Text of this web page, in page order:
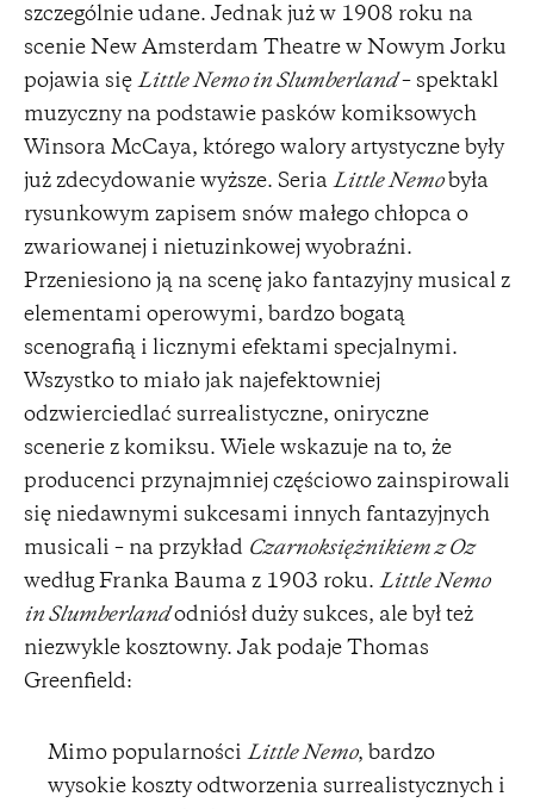
szczególnie udane. Jednak już w 1908 roku na
scenie New Amsterdam Theatre w Nowym Jorku
pojawia się Little Nemo in Slumberland– spektakl
muzyczny na podstawie pasków komiksowych
Winsora McCaya, którego walory artystyczne były
już zdecydowanie wyższe. Seria Little Nemobyła
rysunkowym zapisem snów małego chłopca o
zwariowanej i nietuzinkowej wyobraźni.
Przeniesiono ją na scenę jako fantazyjny musical z
elementami operowymi, bardzo bogatą
scenografią i licznymi efektami specjalnymi.
Wszystko to miało jak najefektowniej
odzwierciedlać surrealistyczne, oniryczne
scenerie z komiksu. Wiele wskazuje na to, że
producenci przynajmniej częściowo zainspirowali
się niedawnymi sukcesami innych fantazyjnych
musicali – na przykład Czarnoksiężnikiem z Oz
według Franka Bauma z 1903 roku. Little Nemo
in Slumberlandodniósł duży sukces, ale był też
niezwykle kosztowny. Jak podaje Thomas
Greenfield:
Mimo popularności Little Nemo, bardzo
wysokie koszty odtworzenia surrealistycznych i